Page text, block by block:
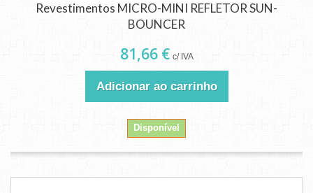
Revestimentos MICRO-MINI REFLETOR SUN-
BOUNCER
81,66 € c/ IVA
Adicionar ao carrinho
Disponível